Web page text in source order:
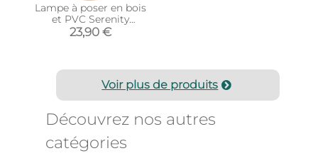
Lampe à poser en bois
et PVC Serenity
(Modèle 3)
23,90 €
Voir plus de produits
Découvrez nos autres
catégories